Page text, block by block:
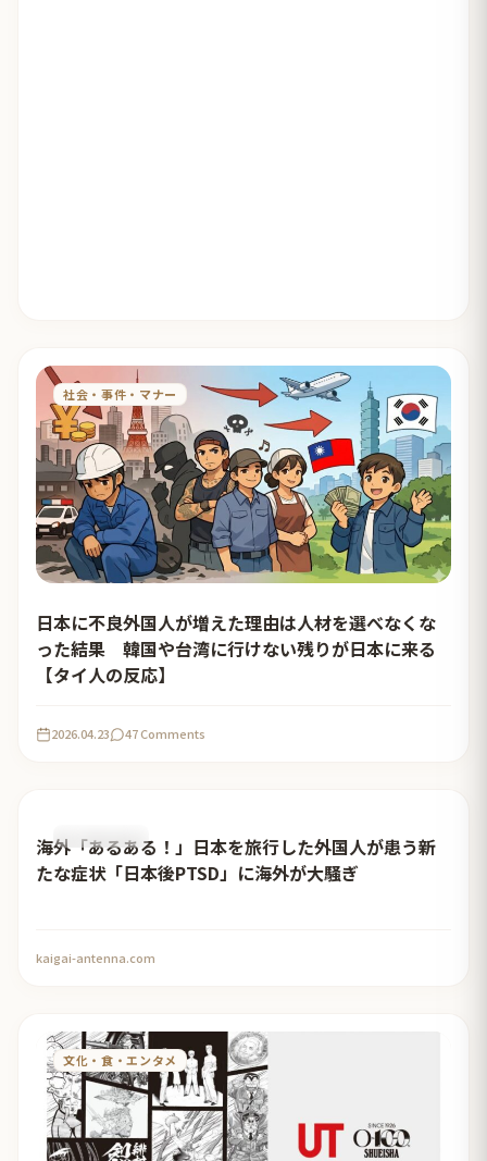
社会・事件・マナー
日本に不良外国人が増えた理由は人材を選べなくな
った結果 韓国や台湾に行けない残りが日本に来る
【タイ人の反応】
2026.04.23 47 Comments
おすすめ記事
海外「あるある！」日本を旅行した外国人が患う新
たな症状「日本後PTSD」に海外が大騒ぎ
kaigai-antenna.com
文化・食・エンタメ